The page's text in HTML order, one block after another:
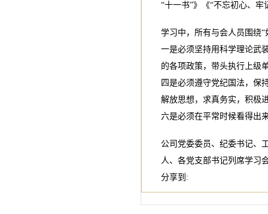
“十一书”》《“不忘初心、
学习中，所有与会人员围绕
一是必须坚持用科学理论武
的各项政策，带头执行上级
四是必须遵守党纪国法，保
解放思想，求真务实，积极
六是必须在平常时候看得出
公司党委委员、纪委书记、
人、各党支部书记列席学习
分享到: